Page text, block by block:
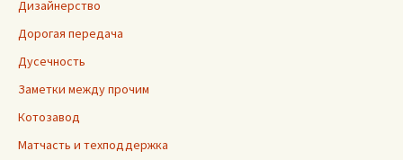
Дизайнерство
Дорогая передача
Дусечность
Заметки между прочим
Котозавод
Матчасть и техподдержка